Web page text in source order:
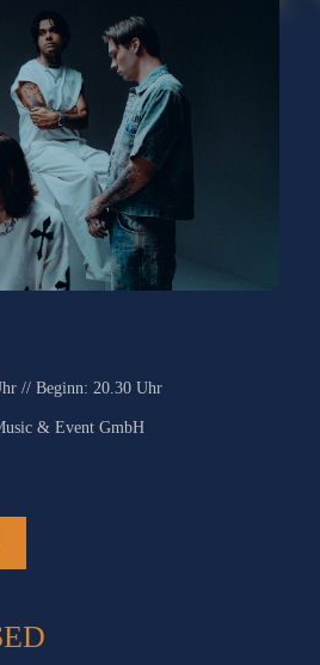
// Beginn: 20.30 Uhr
& Event GmbH